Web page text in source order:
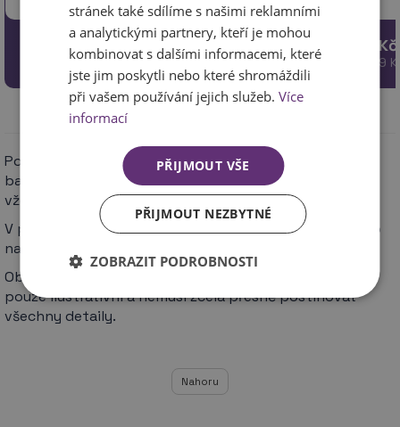
polohy pilového plátku do dvou různých
pozic Ergono…více
235 Kč
194.21 Kč bez DPH
Otvor v
násady
340 Kč
280.99
Pokud budete mít specifický požadavek např. na
barevnost, povrchovou úpravu apod., tento uvádějte
vždy ve své objednávce.
V případě dotazu nás kontaktujte na 731448106 anebo
na e-mailu –
Obrázky u zboží mohou být v některých případech
pouze ilustrativní a nemusí zcela přesně postihovat
všechny detaily.
Nahoru
stránek také sdílíme s našimi reklamními
a analytickými partnery, kteří je mohou
kombinovat s dalšími informacemi, které
jste jim poskytli nebo které shromáždili
při vašem používání jejich služeb.Více
informací
PŘIJMOUT VŠE
PŘIJMOUT NEZBYTNÉ
ZOBRAZIT PODROBNOSTI